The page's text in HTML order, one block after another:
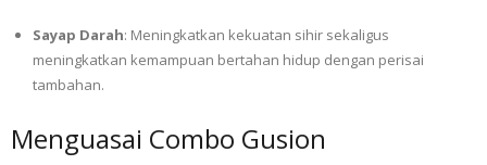
Sayap Darah: Meningkatkan kekuatan sihir sekaligus
meningkatkan kemampuan bertahan hidup dengan perisai
tambahan.
Menguasai Combo Gusion